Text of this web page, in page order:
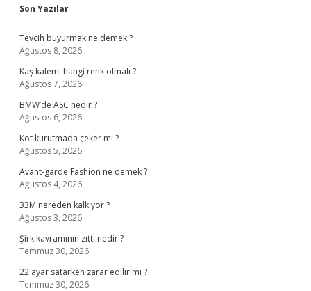
Sidebar
Son Yazılar
Tevcih buyurmak ne demek ?
Ağustos 8, 2026
Kaş kalemi hangi renk olmalı ?
Ağustos 7, 2026
BMW’de ASC nedir ?
Ağustos 6, 2026
Kot kurutmada çeker mi ?
Ağustos 5, 2026
Avant-garde Fashion ne demek ?
Ağustos 4, 2026
33M nereden kalkıyor ?
Ağustos 3, 2026
Şirk kavramının zıttı nedir ?
Temmuz 30, 2026
22 ayar satarken zarar edilir mi ?
Temmuz 30, 2026